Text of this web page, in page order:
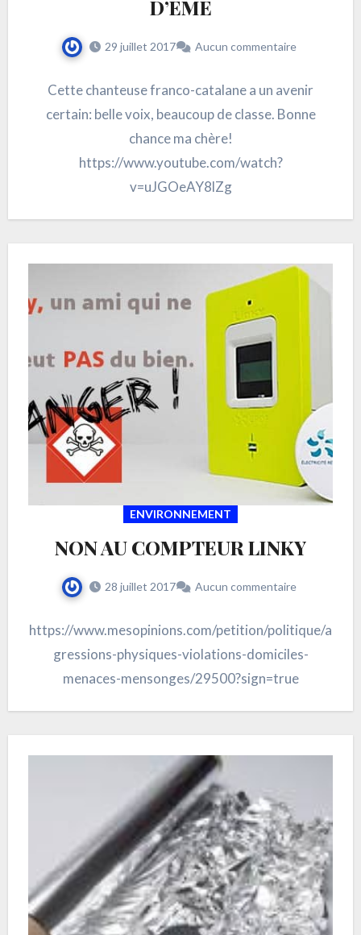
D’EME
29 juillet 2017 Aucun commentaire
Cette chanteuse franco-catalane a un avenir
certain: belle voix, beaucoup de classe. Bonne
chance ma chère!
https://www.youtube.com/watch?
v=uJGOeAY8lZg
ENVIRONNEMENT
NON AU COMPTEUR LINKY
28 juillet 2017 Aucun commentaire
https://www.mesopinions.com/petition/politique/a
gressions-physiques-violations-domiciles-
menaces-mensonges/29500?sign=true